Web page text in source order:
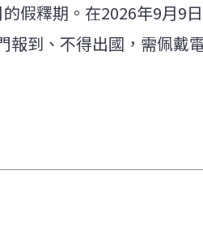
假釋期。在2026年9月9
報到、不得出國，需佩戴